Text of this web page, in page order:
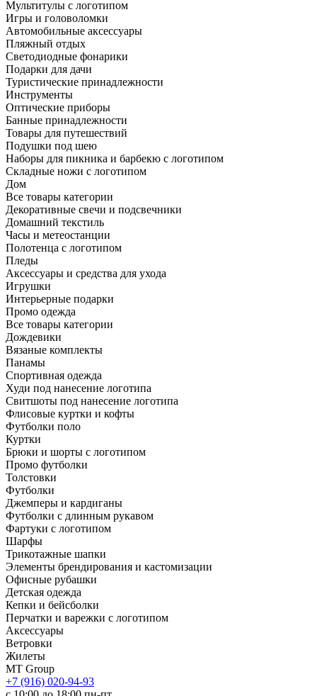
Мультитулы с логотипом
Игры и головоломки
Автомобильные аксессуары
Пляжный отдых
Светодиодные фонарики
Подарки для дачи
Туристические принадлежности
Инструменты
Оптические приборы
Банные принадлежности
Товары для путешествий
Подушки под шею
Наборы для пикника и барбекю с логотипом
Складные ножи с логотипом
Дом
Все товары категории
Декоративные свечи и подсвечники
Домашний текстиль
Часы и метеостанции
Полотенца с логотипом
Пледы
Аксессуары и средства для ухода
Игрушки
Интерьерные подарки
Промо одежда
Все товары категории
Дождевики
Вязаные комплекты
Панамы
Спортивная одежда
Худи под нанесение логотипа
Свитшоты под нанесение логотипа
Флисовые куртки и кофты
Футболки поло
Куртки
Брюки и шорты с логотипом
Промо футболки
Толстовки
Футболки
Джемперы и кардиганы
Футболки с длинным рукавом
Фартуки с логотипом
Шарфы
Трикотажные шапки
Элементы брендирования и кастомизации
Офисные рубашки
Детская одежда
Кепки и бейсболки
Перчатки и варежки с логотипом
Аксессуары
Ветровки
Жилеты
MT Group
+7 (916) 020-94-93